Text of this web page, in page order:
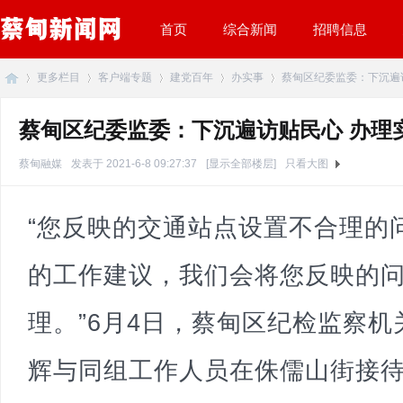
首页 综合新闻 招聘信息
更多栏目 客户端专题 建党百年 办实事 蔡甸区纪委监委：下沉
蔡甸区纪委监委：下沉遍访贴民心 办理
蔡甸融媒 发表于 2021-6-8 09:27:37 [显示全部楼层] 只看大图
“您反映的交通站点设置不合理
的工作建议，我们会将您反映的
理。”6月4日，蔡甸区纪检监察
辉与同组工作人员在侏儒山街接